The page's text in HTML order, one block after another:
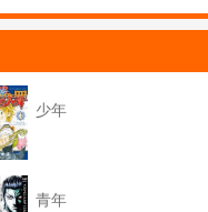
少年
青年